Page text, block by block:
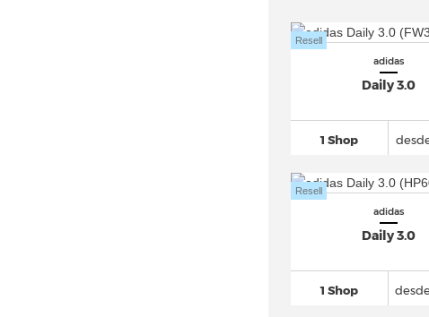
adidas
Daily 3.0
1 Shop
Resell
adidas
Daily 3.0
1 Shop
Resell